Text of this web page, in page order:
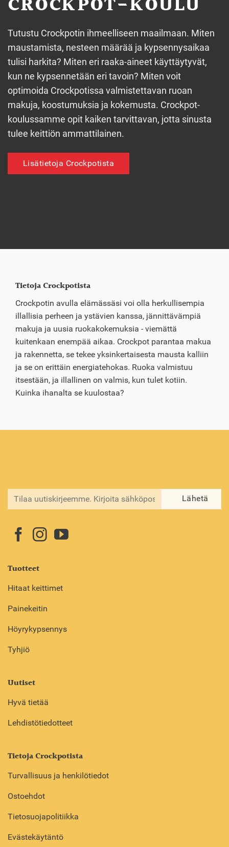
Tutustu Crockpotin ihmeelliseen maailmaan. Miten
maustamista, nesteen määrää ja kypsennysaikaa
tulisi harkita? Miten eri raaka-aineet käyttäytyvät,
kun ne kypsennetään eri tavoin? Miten voit
optimoida Crockpotissa valmistettavan ruoan
makuja, koostumuksia ja kokemusta. Crockpot-
koulussamme opit kaiken tarvittavan, jotta sinusta
tulee keittiön ammattilainen.
Lisätietoja Crockpotista
Tietoja Crockpotista
Crockpotin avulla elämässäsi voi olla herkullisempia
illallisia perheen ja ystävien kanssa, jännittävämpiä
makuja ja uusia ruokakokemuksia - viemättä
kuitenkaan enempää aikaa. Crockpot parantaa makua
ja rakennetta, se tekee yksinkertaisesta mausta kalliin
ja se on erittäin energiatehokas. Ruoka valmistuu
itsestään, ja illallinen on valmis, kun tulet kotiin.
Kuinka ihanalta se kuulostaa?
Tuotteet
Hitaat keittimet
Painekeitin
Höyrykypsennys
Tyhjiö
Uutiset
Hyvä tietää
Lehdistötiedotteet
Tietoja Crockpotista
Turvallisuus ja henkilötiedot
Ostoehdot
Tietosuojapolitiikka
Evästekäytäntö